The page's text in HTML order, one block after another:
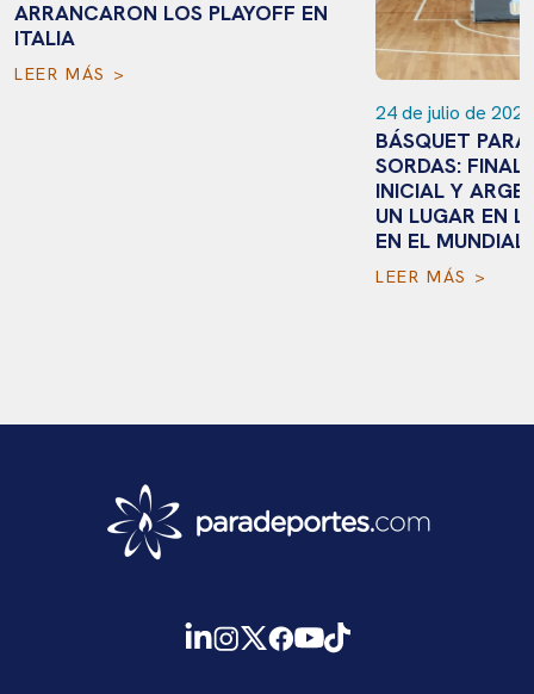
ARRANCARON LOS PLAYOFF EN
ITALIA
LEER MÁS >
24 de julio de 2024
BÁSQUET
SORDAS:
INICIAL Y
UN LUGAR EN
EN EL MUNDIAL
LEER MÁS >